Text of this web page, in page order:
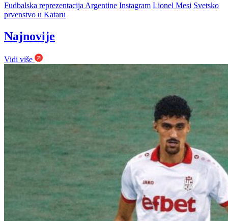
Fudbalska reprezentacija Argentine Instagram Lionel Mesi Svetsko
prvenstvo u Kataru
Najnovije
Vidi više